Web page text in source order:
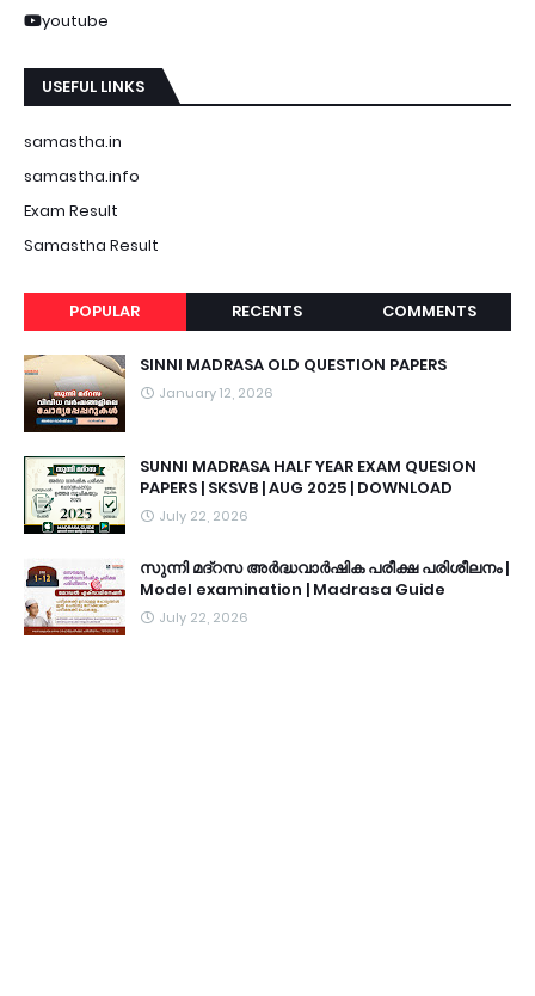
youtube
USEFUL LINKS
samastha.in
samastha.info
Exam Result
Samastha Result
POPULAR RECENTS COMMENTS
SINNI MADRASA OLD QUESTION PAPERS
January 12, 2026
SUNNI MADRASA HALF YEAR EXAM QUESION
PAPERS | SKSVB | AUG 2025 | DOWNLOAD
July 22, 2026
സുന്നി മദ്റസ അർദ്ധവാർഷിക പരീക്ഷ പരിശീലനം |
Model examination | Madrasa Guide
July 22, 2026